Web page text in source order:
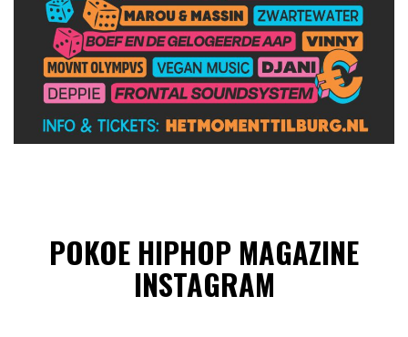
POKOE HIPHOP MAGAZINE
INSTAGRAM